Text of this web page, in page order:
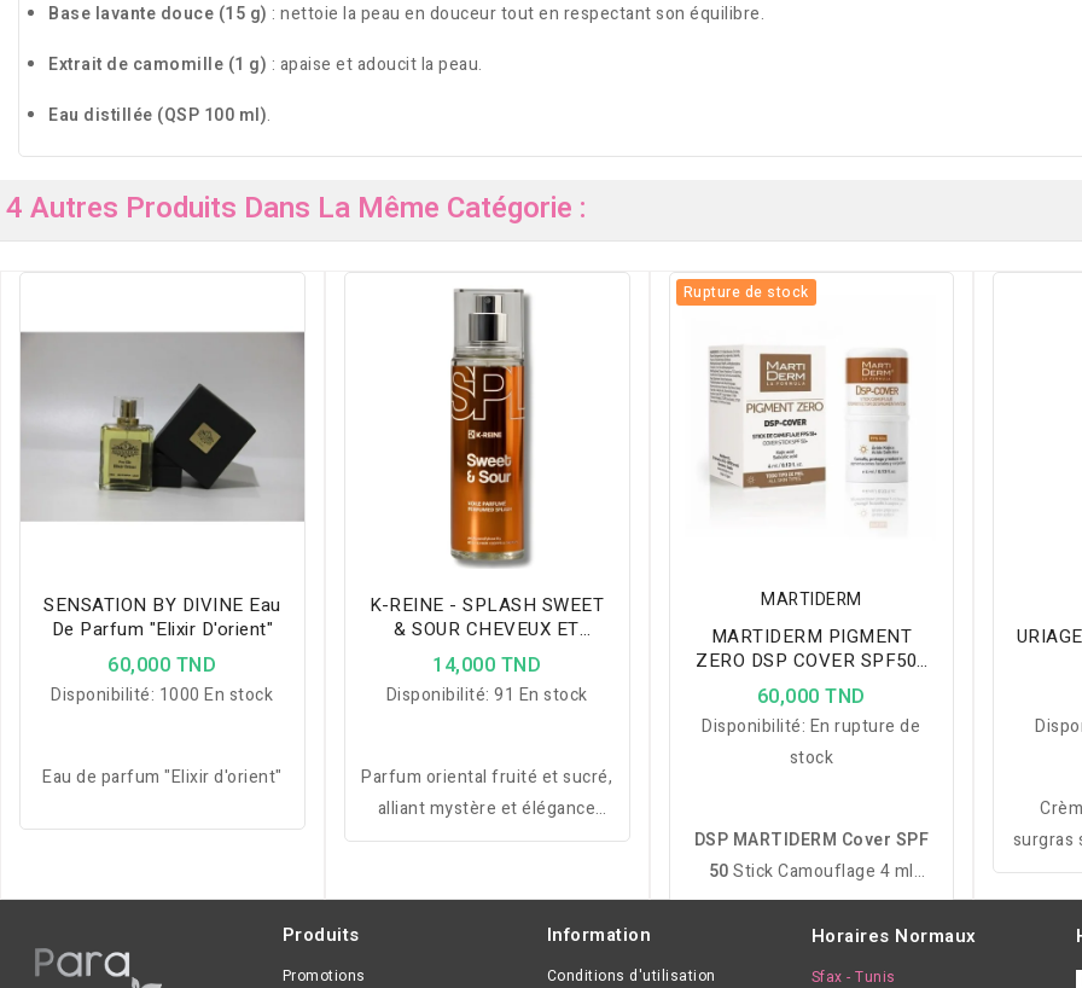
Base lavante douce (15 g) : nettoie la peau en douceur tout en respectant son équilibre.
Extrait de camomille (1 g) : apaise et adoucit la peau.
Eau distillée (QSP 100 ml).
4 Autres Produits Dans La Même Catégorie :
SENSATION BY DIVINE Eau
De Parfum "Elixir D'orient"
60,000 TND
Disponibilité: 1000 En stock
Eau de parfum "Elixir d'orient"
K-REINE - SPLASH SWEET
& SOUR CHEVEUX ET
CORPS 120ML
14,000 TND
Disponibilité:91 En stock
Parfum oriental fruité et sucré,
alliant mystère et élégance
pour une expérience
Rupture de stock
MARTIDERM
MARTIDERM PIGMENT
ZERO DSP COVER SPF50+
4ML
60,000 TND
Disponibilité: En rupture de
stock
DSP MARTIDERM Cover SPF
50Stick Camouflage 4 ml
corrige les taches
pigmentaires, unifie le teint et
protège la peau grâce à une
surgras
et
et
le
Produits
Promotions
Information
Conditions d'utilisation
Horaires Normaux
Sfax - Tunis